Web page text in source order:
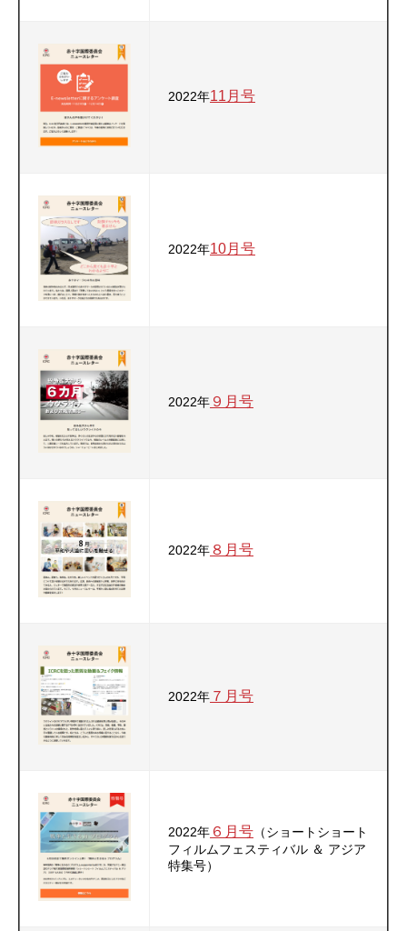
2022年11月号
2022年10月号
2022年 ９月号
2022年８月号
2022年 ７月号
2022年 ６月号 （ショートショート
フィルムフェスティバル ＆ アジア
特集号）